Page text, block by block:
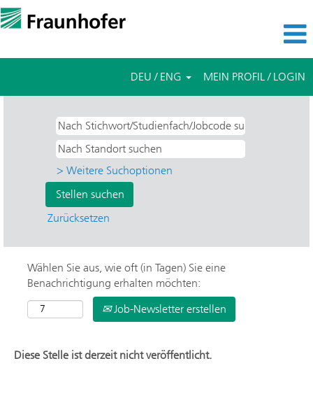
DEU / ENG MEIN PROFIL / LOGIN
> Weitere Suchoptionen
Zurücksetzen
Wählen Sie aus, wie oft (in Tagen) Sie eine
Benachrichtigung erhalten möchten:
Job-Newsletter erstellen
Diese Stelle ist derzeit nicht veröffentlicht.